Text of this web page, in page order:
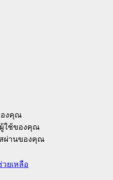
องคุณ
ใช้ของคุณ
ผ่านของคุณ
ยเหลือ